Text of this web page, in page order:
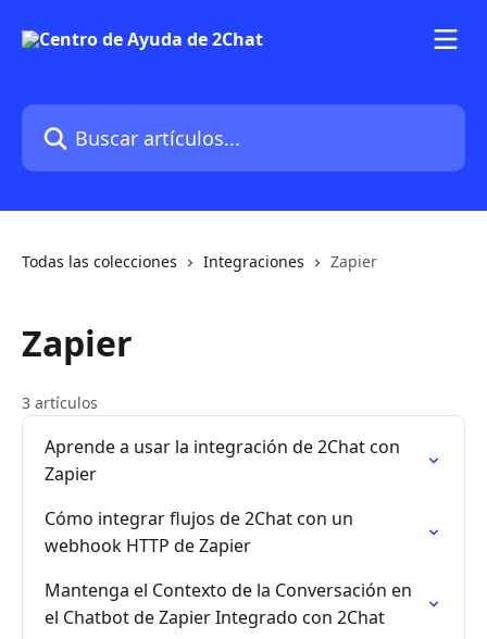
Buscar artículos...
Todas las colecciones Integraciones Zapier
Zapier
3 artículos
Aprende a usar la integración de 2Chat con
Zapier
Cómo integrar flujos de 2Chat con un
webhook HTTP de Zapier
Mantenga el Contexto de la Conversación en
el Chatbot de Zapier Integrado con 2Chat